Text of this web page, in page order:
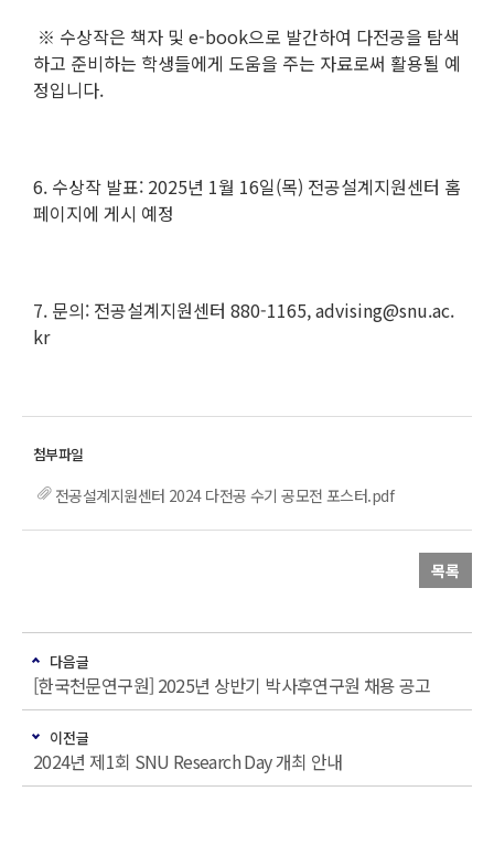
※ 수상작은 책자 및 e-book으로 발간하여 다전공을 탐색
하고 준비하는 학생들에게 도움을 주는 자료로써 활용될 예
정입니다.
6. 수상작 발표: 2025년 1월 16일(목) 전공설계지원센터 홈
페이지에 게시 예정
7. 문의: 전공설계지원센터 880-1165, advising@snu.ac.
kr
전공설계지원센터 2024 다전공 수기 공모전 포스터.pdf
목록
다음글
[한국천문연구원] 2025년 상반기 박사후연구원 채용 공고
이전글
2024년 제1회 SNU Research Day 개최 안내